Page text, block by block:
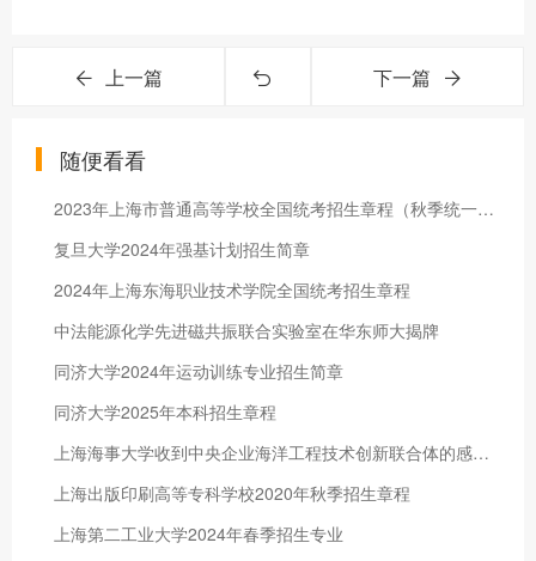
上一篇 下一篇
随便看看
2023年上海市普通高等学校全国统考招生章程（秋季统一高考）-上海戏剧学院
复旦大学2024年强基计划招生简章
2024年上海东海职业技术学院全国统考招生章程
中法能源化学先进磁共振联合实验室在华东师大揭牌
同济大学2024年运动训练专业招生简章
同济大学2025年本科招生章程
上海海事大学收到中央企业海洋工程技术创新联合体的感谢信
上海出版印刷高等专科学校2020年秋季招生章程
上海第二工业大学2024年春季招生专业